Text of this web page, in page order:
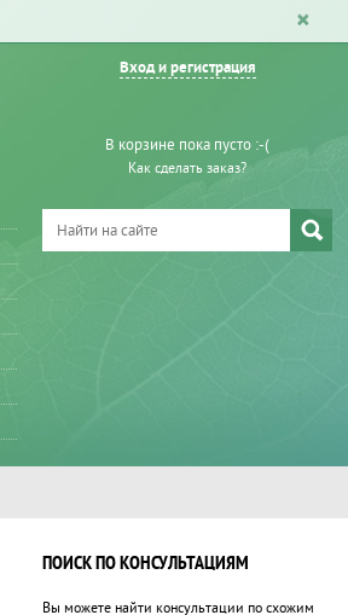
Вход и регистрация
В корзине пока пусто :-(
Как сделать заказ?
ПОИСК ПО КОНСУЛЬТАЦИЯМ
Вы можете найти консультации по схожим